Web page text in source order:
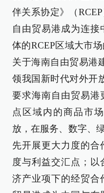
伴关系协定》（
自由贸易港成为连接
体的RCEP区域大市
关于海南自由贸易港
领我国新时代对外开
要求海南自由贸易港
点区域内的商品市
放，在服务、数字、
先开展更大力度的合
度与利益交汇点；以
济产业项下的经贸合